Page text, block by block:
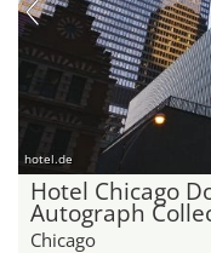
hotel.de
Hotel Chicago
Autograph
Chicago